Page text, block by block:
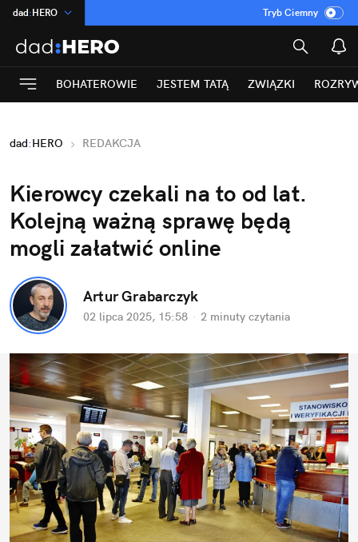
dad:HERO
:Temat
INN:Poland
ASZ:dziennik
Rozrywka
Tryb Ciemny
BOHATEROWIE JESTEM TATĄ ZWIĄZKI
dad:HERO REDAKCJA
Kierowcy czekali na to od lat.
Kolejną ważną sprawę będą
mogli załatwić online
Artur Grabarczyk
02 lipca 2025, 15:58 · 2 minuty czytania